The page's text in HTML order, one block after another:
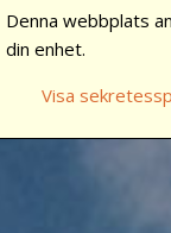
Denna webbplats
din enhet.
Visa